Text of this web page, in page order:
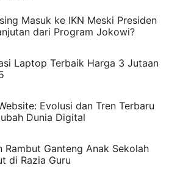
Masuk ke IKN Meski Presiden
dari Program Jokowi?
Laptop Terbaik Harga 3 Jutaan
Evolusi dan Tren Terbaru
Dunia Digital
Rambut Ganteng Anak Sekolah
di Razia Guru